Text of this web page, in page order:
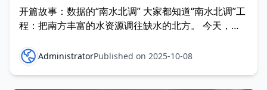
开篇故事：数据的“南水北调” 大家都知道“南水北调”工
程：把南方丰富的水资源调往缺水的北方。 今天，在
算”。 只是这次调
AdministratorPublished on 2025-10-08